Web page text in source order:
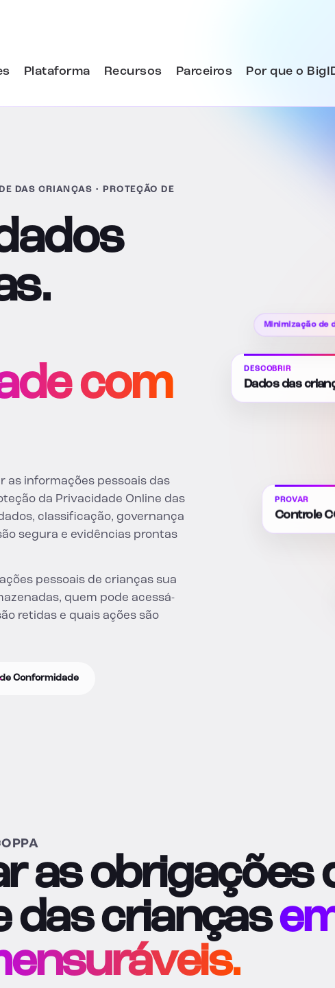
Plataforma Recursos Parceiros Por que o
DAS CRIANÇAS • PROTEÇÃO DE
com
as informações pessoais das
da Privacidade Online das
classificação, governança
segura e evidências prontas
pessoais de crianças sua
quem pode acessá-
retidas e quais ações são
Conformidade
Minimização de
DESCOBRIR
Dados das
PROVAR
Controle
as obrigações
das crianças